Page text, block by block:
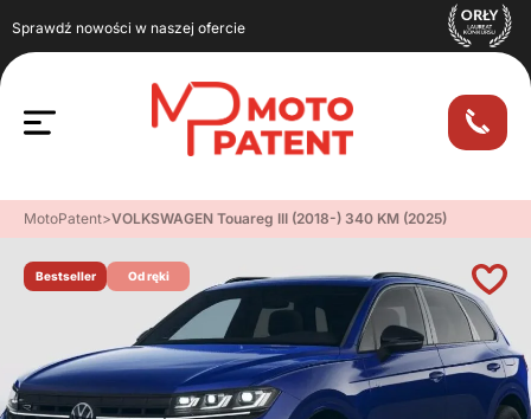
Sprawdź nowości w naszej ofercie
MotoPatent>VOLKSWAGEN Touareg III (2018-) 340 KM (2025)
Bestseller Od ręki